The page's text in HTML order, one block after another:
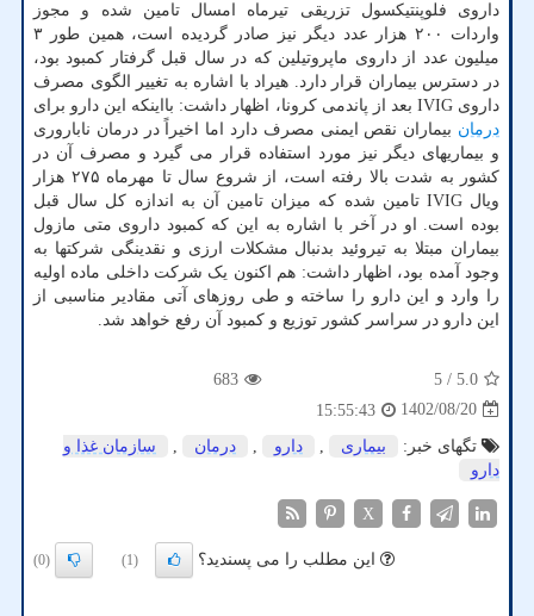
داروی فلوپنتیکسول تزریقی تیرماه امسال تامین شده و مجوز
واردات ۲۰۰ هزار عدد دیگر نیز صادر گردیده است، همین طور ۳
میلیون عدد از داروی ماپروتیلین که در سال قبل گرفتار کمبود بود،
در دسترس بیماران قرار دارد. هیراد با اشاره به تغییر الگوی مصرف
داروی IVIG بعد از پاندمی کرونا، اظهار داشت: بااینکه این دارو برای
درمان بیماران نقص ایمنی مصرف دارد اما اخیراً در درمان ناباروری
و بیماریهای دیگر نیز مورد استفاده قرار می گیرد و مصرف آن در
کشور به شدت بالا رفته است، از شروع سال تا مهرماه ۲۷۵ هزار
ویال IVIG تامین شده که میزان تامین آن به اندازه کل سال قبل
بوده است. او در آخر با اشاره به این که کمبود داروی متی مازول
بیماران مبتلا به تیروئید بدنبال مشکلات ارزی و نقدینگی شرکتها به
وجود آمده بود، اظهار داشت: هم اکنون یک شرکت داخلی ماده اولیه
را وارد و این دارو را ساخته و طی روزهای آتی مقادیر مناسبی از
این دارو در سراسر کشور توزیع و کمبود آن رفع خواهد شد.
5.0
/ 5
683
1402/08/20
15:55:43
تگهای خبر:
بیماری , دارو , درمان ,
سازمان غذا و
دارو
X
این مطلب را می پسندید؟ (1)
(0)